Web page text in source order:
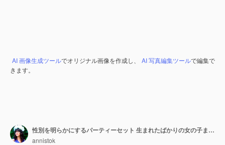
AI 画像生成ツールでオリジナル画像を作成し、 AI 写真編集ツールで編集で
きます。
性別を明らかにするパーティーセット 生まれたばかりの女の子または男の子 ピンクの青い旗 乳瓶 乳首 足跡 手印 弓球 白い背景に隔離された手描きの水彩画 ベビーシャワー
annistok